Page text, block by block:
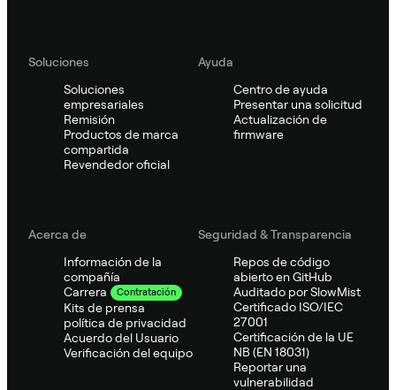
Soluciones
Soluciones
empresariales
Remisión
Productos de marca
compartida
Revendedor oficial
Ayuda
Centro de ayuda
Presentar una solicitud
Actualización de
firmware
Acerca de
Información de la
compañía
Carrera
Contratación
Kits de prensa
política de privacidad
Acuerdo del Usuario
Verificación del equipo
Seguridad & Transparencia
Repos de código
abierto en GitHub
Auditado por SlowMist
Certificado ISO/IEC
27001
Certificación de la UE
NB (EN 18031)
Reportar una
vulnerabilidad